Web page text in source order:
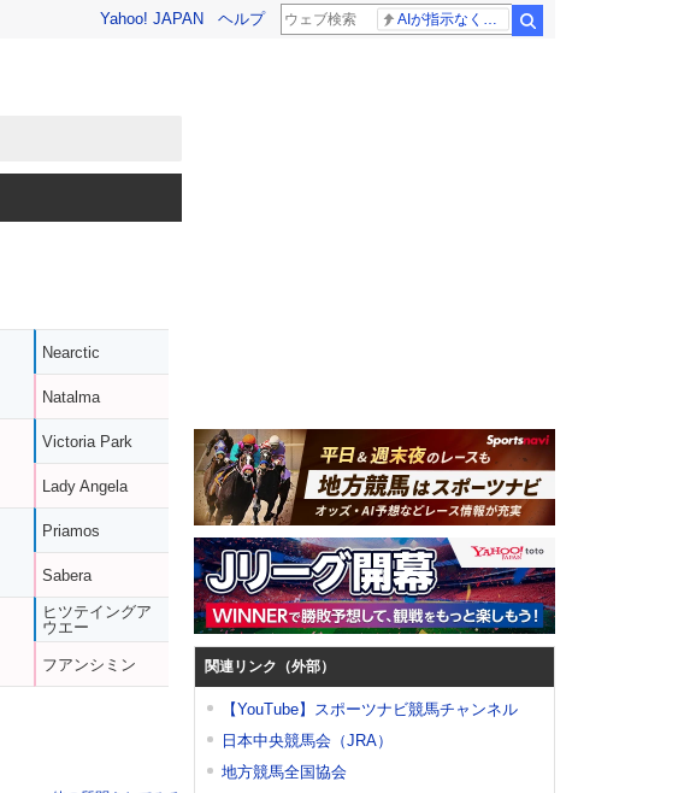
Yahoo! JAPAN ヘルプ
Nearctic
Natalma
Victoria Park
Lady Angela
Priamos
Sabera
ヒツテイングア
ウエー
フアンシミン 関連リンク（外部）
【YouTube】スポーツナビ競馬チャンネル
日本中央競馬会（JRA）
地方競馬全国協会